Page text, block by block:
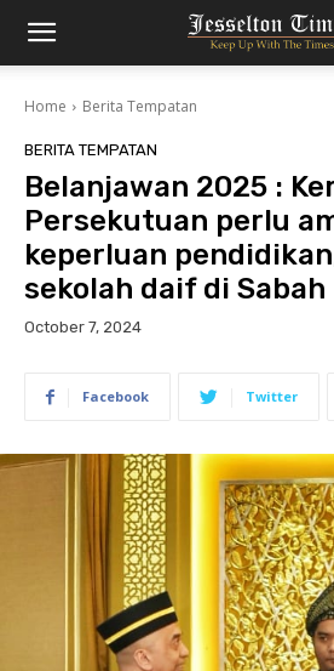
Home Berita Tempatan
BERITA TEMPATAN
Belanjawan 2025 :
Persekutuan perlu
keperluan
sekolah daif di Sabah
October 7, 2024
Facebook Twitter